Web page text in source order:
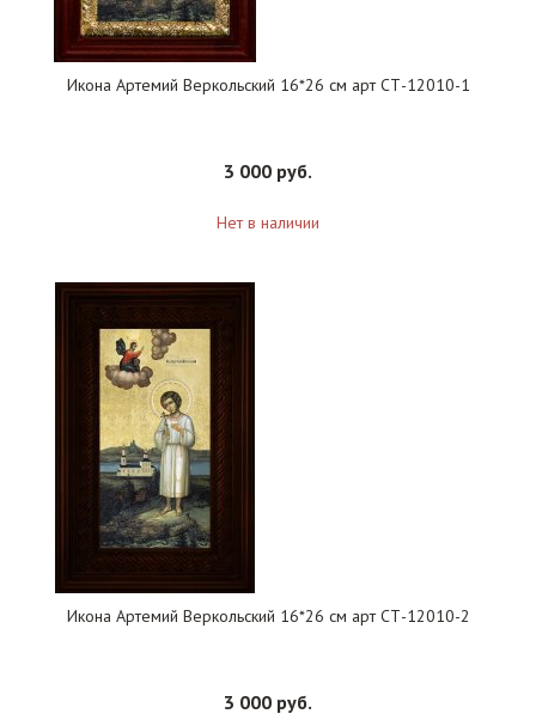
Икона Артемий Веркольский 16*26 см арт СТ-12010-1
3 000 руб.
Нет в наличии
Икона Артемий Веркольский 16*26 см арт СТ-12010-2
3 000 руб.